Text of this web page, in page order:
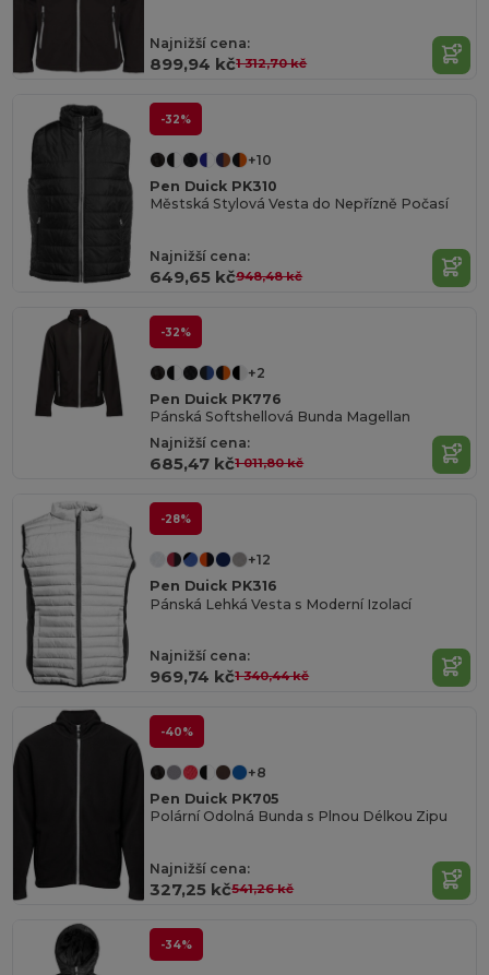
Najnižší cena:
899,94 kč1 312,70 kč
-32%
+10
Pen Duick PK310
Městská Stylová Vesta do Nepřízně Počasí
Najnižší cena:
649,65 kč948,48 kč
-32%
+2
Pen Duick PK776
Pánská Softshellová Bunda Magellan
Najnižší cena:
685,47 kč1 011,80 kč
-28%
+12
Pen Duick PK316
Pánská Lehká Vesta s Moderní Izolací
Najnižší cena:
969,74 kč1 340,44 kč
-40%
+8
Pen Duick PK705
Polární Odolná Bunda s Plnou Délkou Zipu
Najnižší cena:
327,25 kč541,26 kč
-34%